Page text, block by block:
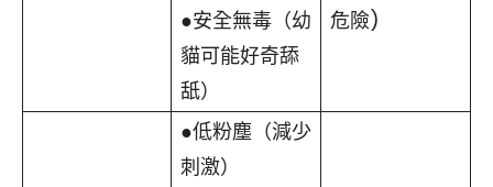
●安全無毒（幼
貓可能好奇舔
舐）
危險)
●低粉塵（減少
刺激）